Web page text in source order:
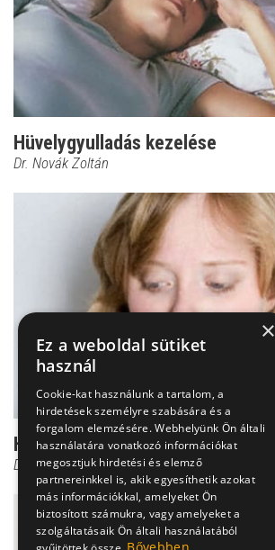
Hüvelygyulladás kezelése
Dr. Novák Zoltán
Hüvelygyulladás diagnózisa
Dr. Novák Zoltán
×
Ez a weboldal sütiket
használ
Cookie-kat használunk a tartalom, a
hirdetések személyre szabására és a
forgalom elemzésére. Webhelyünk Ön általi
használatára vonatkozó információkat
megosztjuk hirdetési és elemző
partnereinkkel is, akik egyesíthetik azokat
más információkkal, amelyeket Ön
biztosított számukra, vagy amelyeket a
szolgáltatásaik Ön általi használatából